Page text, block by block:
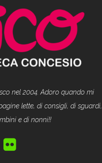
nel 2004. Adoro quando mi
lette, di consigli, di sguardi,
e di nonni!!